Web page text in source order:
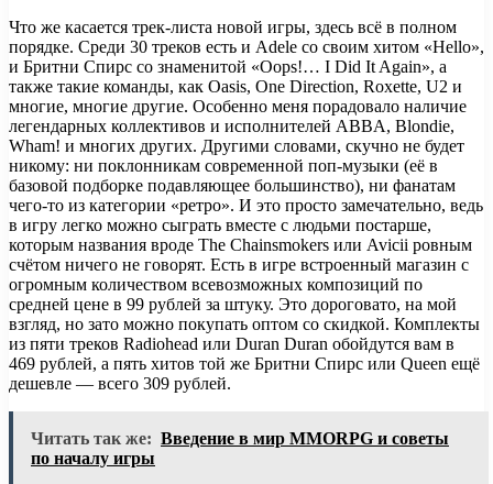
Что же касается трек-листа новой игры, здесь всё в полном
порядке. Среди 30 треков есть и Adele со своим хитом «Hello»,
и Бритни Спирс со знаменитой «Oops!… I Did It Again», а
также такие команды, как Oasis, One Direction, Roxette, U2 и
многие, многие другие. Особенно меня порадовало наличие
легендарных коллективов и исполнителей ABBA, Blondie,
Wham! и многих других. Другими словами, скучно не будет
никому: ни поклонникам современной поп-музыки (её в
базовой подборке подавляющее большинство), ни фанатам
чего-то из категории «ретро». И это просто замечательно, ведь
в игру легко можно сыграть вместе с людьми постарше,
которым названия вроде The Chainsmokers или Avicii ровным
счётом ничего не говорят. Есть в игре встроенный магазин с
огромным количеством всевозможных композиций по
средней цене в 99 рублей за штуку. Это дороговато, на мой
взгляд, но зато можно покупать оптом со скидкой. Комплекты
из пяти треков Radiohead или Duran Duran обойдутся вам в
469 рублей, а пять хитов той же Бритни Спирс или Queen ещё
дешевле — всего 309 рублей.
Читать так же: Введение в мир MMORPG и советы
по началу игры